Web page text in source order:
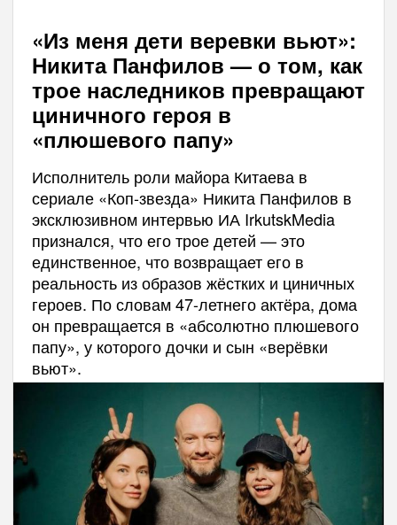
«Из меня дети веревки вьют»:
Никита Панфилов — о том, как
трое наследников превращают
циничного героя в
«плюшевого папу»
Исполнитель роли майора Китаева в
сериале «Коп-звезда» Никита Панфилов в
эксклюзивном интервью ИА IrkutskMedia
признался, что его трое детей — это
единственное, что возвращает его в
реальность из образов жёстких и циничных
героев. По словам 47-летнего актёра, дома
он превращается в «абсолютно плюшевого
папу», у которого дочки и сын «верёвки
вьют».